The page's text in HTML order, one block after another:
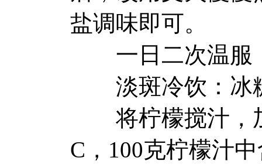
盐调味即可。
一日二次温服
淡斑冷饮：冰
将柠檬搅汁，加
C，100克柠檬汁